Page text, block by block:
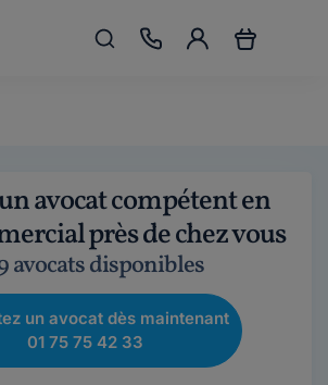
avocat compétent en
près de chez vous
avocats disponibles
un avocat dès maintenant
01 75 75 42 33